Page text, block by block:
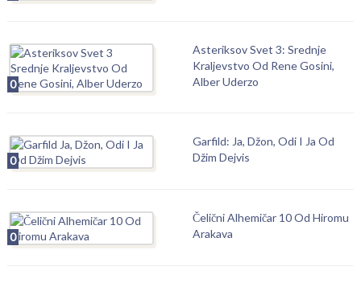
0
Asteriksov Svet 3: Srednje
Kraljevstvo Od Rene Gosini,
Alber Uderzo
0
Garfild: Ja, Džon, Odi I Ja Od
Džim Dejvis
0
Čelični Alhemičar 10 Od Hiromu
Arakava